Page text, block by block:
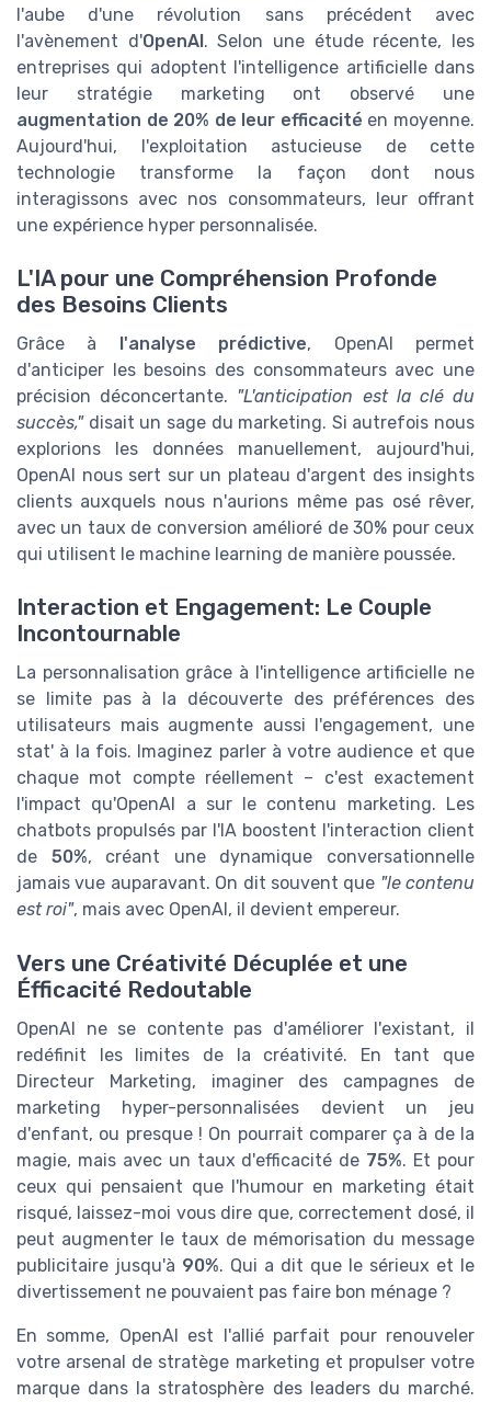
l'aube d'une révolution sans précédent avec
l'avènement d'OpenAI. Selon une étude récente, les
entreprises qui adoptent l'intelligence artificielle dans
leur stratégie marketing ont observé une
augmentation de 20% de leur efficacité en moyenne.
Aujourd'hui, l'exploitation astucieuse de cette
technologie transforme la façon dont nous
interagissons avec nos consommateurs, leur offrant
une expérience hyper personnalisée.
L'IA pour une Compréhension Profonde
des Besoins Clients
Grâce à l'analyse prédictive, OpenAI permet
d'anticiper les besoins des consommateurs avec une
précision déconcertante. "L'anticipation est la clé du
succès,"disait un sage du marketing. Si autrefois nous
explorions les données manuellement, aujourd'hui,
OpenAI nous sert sur un plateau d'argent des insights
clients auxquels nous n'aurions même pas osé rêver,
avec un taux de conversion amélioré de 30% pour ceux
qui utilisent le machine learning de manière poussée.
Interaction et Engagement: Le Couple
Incontournable
La personnalisation grâce à l'intelligence artificielle ne
se limite pas à la découverte des préférences des
utilisateurs mais augmente aussi l'engagement, une
stat' à la fois. Imaginez parler à votre audience et que
chaque mot compte réellement – c'est exactement
l'impact qu'OpenAI a sur le contenu marketing. Les
chatbots propulsés par l'IA boostent l'interaction client
de 50%, créant une dynamique conversationnelle
jamais vue auparavant. On dit souvent que "le contenu
est roi", mais avec OpenAI, il devient empereur.
Vers une Créativité Décuplée et une
Éfficacité Redoutable
OpenAI ne se contente pas d'améliorer l'existant, il
redéfinit les limites de la créativité. En tant que
Directeur Marketing, imaginer des campagnes de
marketing hyper-personnalisées devient un jeu
d'enfant, ou presque ! On pourrait comparer ça à de la
magie, mais avec un taux d'efficacité de 75%. Et pour
ceux qui pensaient que l'humour en marketing était
risqué, laissez-moi vous dire que, correctement dosé, il
peut augmenter le taux de mémorisation du message
publicitaire jusqu'à 90%. Qui a dit que le sérieux et le
divertissement ne pouvaient pas faire bon ménage ?
En somme, OpenAI est l'allié parfait pour renouveler
votre arsenal de stratège marketing et propulser votre
marque dans la stratosphère des leaders du marché.